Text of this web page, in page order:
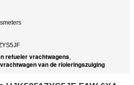
refueler vrachtwagens,
van de rioleringszuiging